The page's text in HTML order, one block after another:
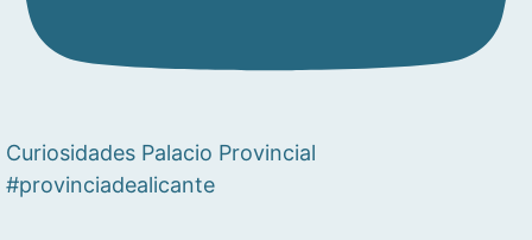
Curiosidades Palacio Provincial
#provinciadealicante